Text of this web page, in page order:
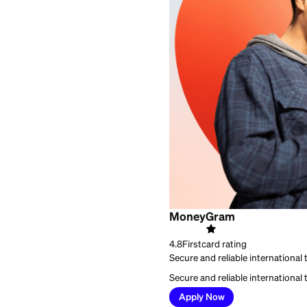
Best for:Free
MoneyGram